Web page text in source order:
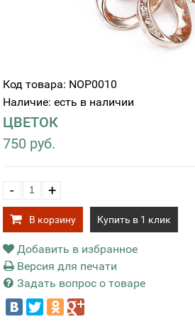
Код товара: NOP0010
Наличие: есть в наличии
ЦВЕТОК
750 руб.
- +
В корзину Купить в 1 клик
Добавить в избранное
Версия для печати
Задать вопрос о товаре